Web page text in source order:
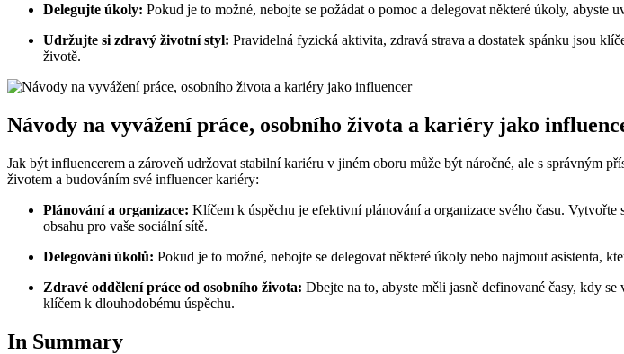
Delegujte úkoly: Pokud je to možné, nebojte se požádat o pomoc a delegovat některé úkoly, abyste
Udržujte si zdravý životní styl: Pravidelná fyzická aktivita, zdravá strava a dostatek spánku jsou
životě.
Návody na vyvážení práce, osobního života a kariéry jako
Jak být influencerem a zároveň udržovat stabilní kariéru v jiném oboru může být náročné, ale s správným
životem a budováním své influencer kariéry:
Plánování a organizace: Klíčem k úspěchu je efektivní plánování a organizace svého času.
obsahu pro vaše sociální sítě.
Delegování úkolů: Pokud je to možné, nebojte se delegovat některé úkoly nebo najmout asistenta,
Zdravé oddělení práce od osobního života: Dbejte na to, abyste měli jasně definované časy, kdy
klíčem k dlouhodobému úspěchu.
In Summary